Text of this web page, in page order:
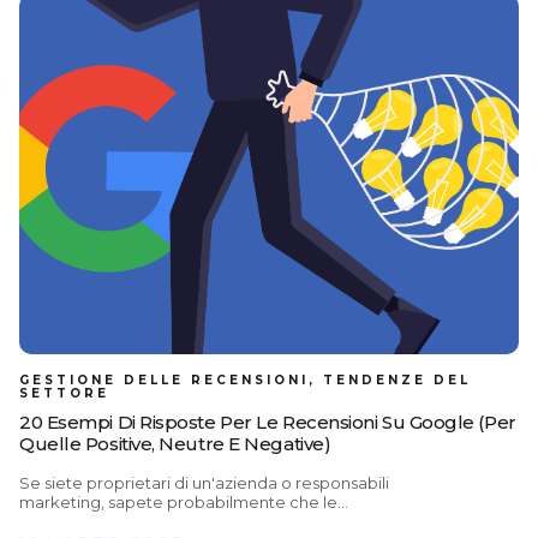
alimenta importanti siti di viaggio come Expedia ,
Hotels.com , Vrbo, e Orbitz , rendendolo uno dei
più grandi siti di viaggio al mondo per pubblico. Le
recensioni su queste piattaforme influenzano le
decisioni dei viaggiatori molto prima che la
prenotazione venga effettuata. Infatti, il 97% dei
viaggiatori legge le recensioni prima di scegliere
dove alloggiare, e secondo i dati del 2025 Traveler
Value Index creato proprio da Expedia Group, il
75% è addirittura disposto a pagare di più per un
alloggio con recensioni migliori. Ogni risposta
ponderata ha una doppia funzione: rassicura gli
ospiti passati e convince quelli futuri. Come
GESTIONE DELLE RECENSIONI, TENDENZE DEL
SETTORE
20 Esempi Di Risposte Per Le Recensioni Su Google (per
Quelle Positive, Neutre E Negative)
Se siete proprietari di un'azienda o responsabili
marketing, sapete probabilmente che le